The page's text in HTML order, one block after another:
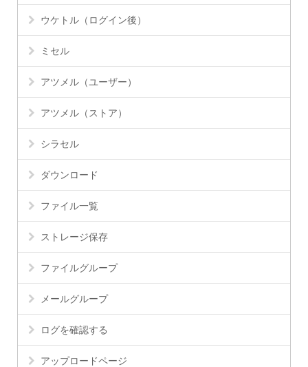
ウケトル（ログイン後）
ミセル
アツメル（ユーザー）
アツメル（ストア）
シラセル
ダウンロード
ファイル一覧
ストレージ保存
ファイルグループ
メールグループ
ログを確認する
アップロードページ